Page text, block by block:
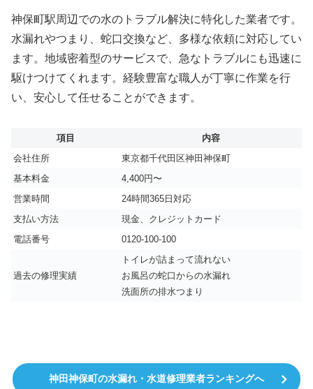
神保町駅周辺での水のトラブル解決に特化した業者です。
水漏れやつまり、蛇口交換など、多様な依頼に対応してい
ます。地域密着型のサービスで、急なトラブルにも迅速に
駆けつけてくれます。経験豊富な職人が丁寧に作業を行
い、安心して任せることができます。
項目
内容
会社住所
東京都千代田区神田神保町
基本料金
4,400円〜
営業時間
24時間365日対応
支払い方法
現金、クレジットカード
電話番号
0120-100-100
過去の修理実績
トイレが詰まって流れない
お風呂の蛇口からの水漏れ
洗面所の排水つまり
神田神保町の水漏れ・水道修理業者ランキングへ